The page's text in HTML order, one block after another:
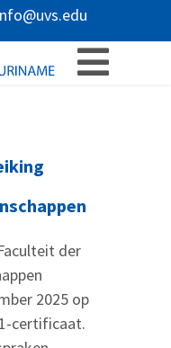
der
2025 op
certificaat.